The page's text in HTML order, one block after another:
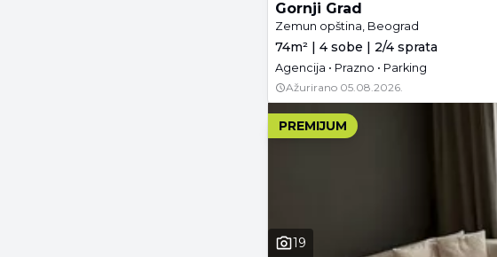
Gornji Grad
Zemun opština, Beograd
74m² | 4 sobe | 2/4 sprata
Agencija • Prazno • Parking
Ažurirano 05.08.2026.
PREMIJUM
19